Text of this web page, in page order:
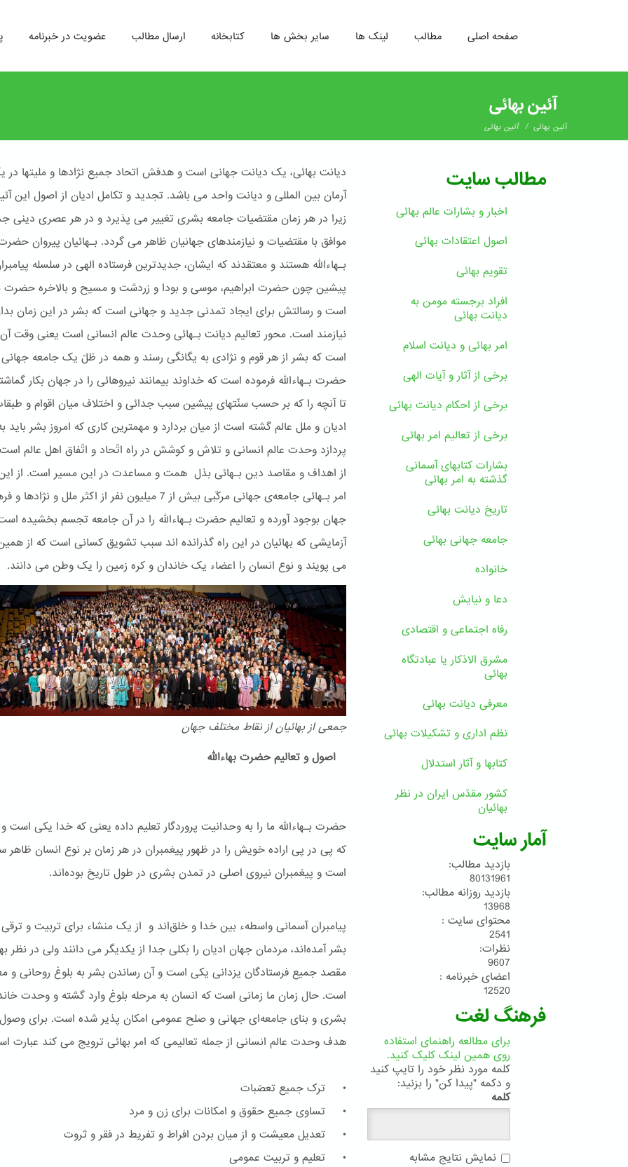
رفتن
عضویت در خبرنامه ارسال مطالب کتابخانه سایر بخش ها لینک ها مطالب صفحه اصلی
آئین بهائی
آئین بهائی / آئین بهائی
دیانت بهائی، یک دیانت جهانی است و هدفش اتحاد جمیع نژادها و ملیتها در
آرمان بین المللی و دیانت واحد می باشد. تجدید و تکامل ادیان از اصول این
زیرا در هر زمان مقتضیات جامعه بشری تغییر می پذیرد و در هر عصری دینی
موافق با مقتضیات و نیازمندهای جهانیان ظاهر می گردد. بـهائیان پیروان
بـهاءالله هستند و معتقدند که ایشان، جدیدترین فرستاده الهی در سلسله
پیشین چون حضرت ابراهیم، موسی و بودا و زردشت و مسیح و بالاخره
است و رسالتش برای ایجاد تمدنی جدید و جهانی است که بشر در این زمان
نیازمند است. محور تعالیم دیانت بـهائی وحدت عالم انسانی است یعنی وقت
است که بشر از هر قوم و نژادی به یگانگی رسند و همه در ظلّ یک جامعه جهانی
حضرت بـهاءالله فرموده است که خداوند بیمانند نیروهائی را در جهان بکار
تا آنچه را که بر حسب سنّتهای پیشین سبب جدائی و اختلاف میان اقوام و
ادیان و ملل عالم گشته است از میان بردارد و مهمترین کاری که امروز بشر باید
پردازد وحدت عالم انسانی و تلاش و کوشش در راه اتّحاد و اتّفاق اهل عالم
از اهداف و مقاصد دین بـهائی بذل همت و مساعدت در این مسیر است. از
امر بـهائی جامعه‌ی جهانی مرکّبی بیش از 7 میلیون نفر از اکثر ملل و
جهان بوجود آورده و تعالیم حضرت بـهاءالله را در آن جامعه تجسم بخشیده
آزمایشی که بهائیان در این راه گذرانده اند سبب تشویق کسانی است که از
می پویند و نوع انسان را اعضاء یک خاندان و کره زمین را یک وطن می دانند.
جمعی از بهائیان از نقاط مختلف جهان
اصول و تعالیم حضرت بهاءالله
حضرت بـهاءالله ما را به وحدانیت پروردگار تعلیم داده یعنی که خدا یکی است
که پی در پی اراده خویش را در ظهور پیغمبران در هر زمان بر نوع انسان ظاهر
است و پیغمبران نیروی اصلی در تمدن بشری در طول تاریخ بوده‌اند.
پیامبران آسمانی واسطهء بین خدا و خلق‌اند و از یک منشاء برای تربیت و
بشر آمده‌اند، مردمان جهان ادیان را بکلی جدا از یکدیگر می دانند ولی در نظر
مقصد جمیع فرستادگان یزدانی یکی است و آن رساندن بشر به بلوغ روحانی و
است. حال زمان ما زمانی است که انسان به مرحله بلوغ وارد گشته و وحدت
بشری و بنای جامعه‌ای جهانی و صلح عمومی امکان پذیر شده است. برای
هدف وحدت عالم انسانی از جمله تعالیمی که امر بهائی ترویج می کند عبارت
• ترک جمیع تعصّبات
• تساوی جمیع حقوق و امکانات برای زن و مرد
• تعدیل معیشت و از میان بردن افراط و تفریط در فقر و ثروت
• تعلیم و تربیت عمومی
مطالب سایت
اخبار و بشارات عالم بهائى
اصول اعتقادات بهائی
تقویم بهائی
افراد برجسته مومن به
دیانت بهائی
امر بهائی و دیانت اسلام
برخی از آثار و آیات الهی
برخی از احکام دیانت بهائی
برخی از تعالیم امر بهائی
بشارات کتابهای آسمانی
گذشته به امر بهائی
تاریخ دیانت بهائی
جامعه جهانی بهائی
خانواده
دعا و نیایش
رفاه اجتماعی و اقتصادی
مشرق الاذکار یا عبادتگاه
بهائی
معرفی دیانت بهائی
نظم اداری و تشکیلات بهائی
کتابها و آثار استدلال
کشور مقدّس ایران در نظر
بهائیان
آمار سایت
بازدید مطالب:
80131961
بازدید روزانه مطالب:
13968
محتوای سایت :
2541
نظرات:
9607
اعضای خبرنامه :
12520
فرهنگ لغت
برای مطالعه راهنمای استفاده
روی همین لینک کلیک کنید.
کلمه مورد نظر خود را تایپ کنید
و دکمه "پیدا کن" را بزنید:
کلمه
نمایش نتایج مشابه